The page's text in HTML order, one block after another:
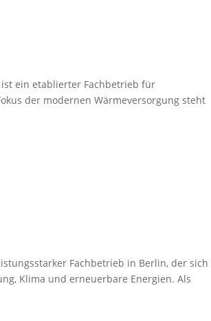
ein etablierter Fachbetrieb für
der modernen Wärmeversorgung steht
Fachbetrieb in Berlin, der sich
Klima und erneuerbare Energien. Als